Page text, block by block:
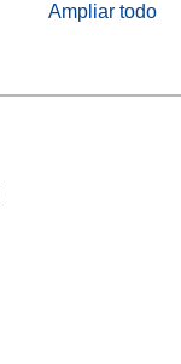
Ampliar todo